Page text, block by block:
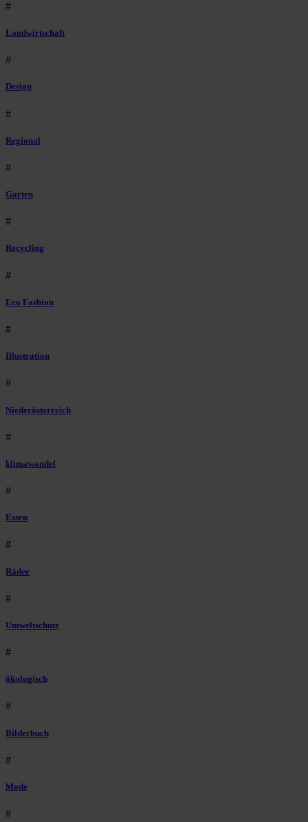
#
Landwirtschaft
#
Design
#
Regional
#
Garten
#
Recycling
#
Eco Fashion
#
Illustration
#
Niederösterreich
#
klimawandel
#
Essen
#
Räder
#
Umweltschutz
#
ökologisch
#
Bilderbuch
#
Mode
#